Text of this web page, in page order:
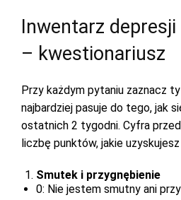
Inwentarz depresji
– kwestionariusz
Przy każdym pytaniu zaznacz
najbardziej pasuje do tego, jak
ostatnich 2 tygodni. Cyfra
liczbę punktów, jakie
Smutek i przygnębienie
0: Nie jestem smutny ani